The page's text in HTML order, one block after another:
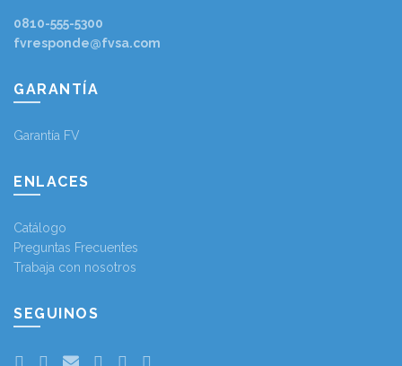
0810-555-5300
fvresponde@fvsa.com
GARANTÍA
Garantía FV
ENLACES
Catálogo
Preguntas Frecuentes
Trabaja con nosotros
SEGUINOS